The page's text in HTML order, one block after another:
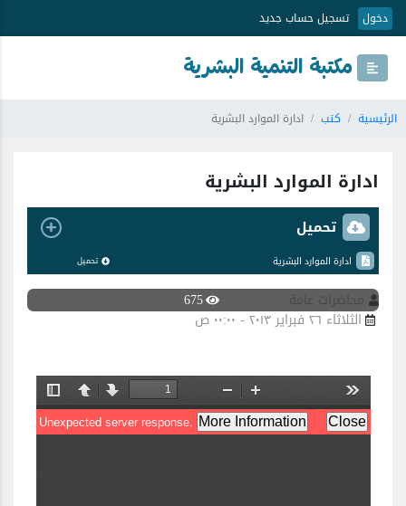
دخول تسجيل حساب جديد
مكتبة التنمية البشرية
الرئيسية كتب ادارة الموارد البشرية
ادارة الموارد البشرية
تحميل
ادارة الموارد البشرية تحميل
محاضرات عامة
الثلاثاء ٢٦ فبراير ٢٠١٣ - ٠٠:٠٠ ص
675